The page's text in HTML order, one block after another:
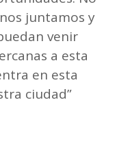
juntamos y
venir
a esta
en esta
ciudad”